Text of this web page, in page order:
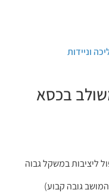
וניידות
משולב בכסא